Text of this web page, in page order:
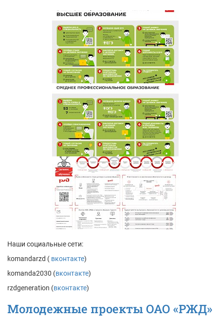
Наши социальные сети:
komandarzd ( вконтакте)
komanda2030 (вконтакте)
rzdgeneration (вконтакте)
Молодежные проекты ОАО «РЖД»